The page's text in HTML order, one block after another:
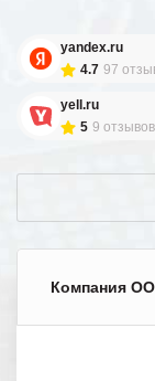
yandex.ru
4.7 97
yell.ru
5 9 отзывов
Компания